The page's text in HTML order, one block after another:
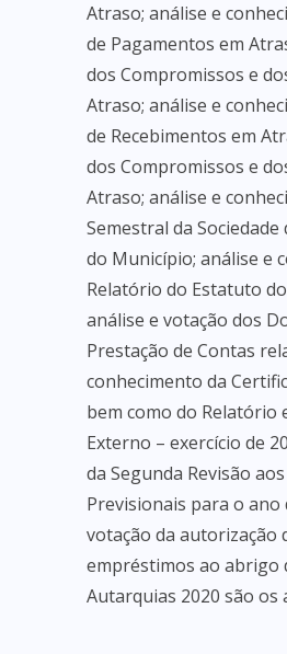
Atraso; análise e
de Pagamentos em
dos Compromissos e
Atraso; análise e
de Recebimentos em
dos Compromissos e
Atraso; análise e
Semestral da
do Município; análise e
Relatório do Estatuto
análise e votação dos
Prestação de Contas
conhecimento da
bem como do Relatório
Externo – exercício de
da Segunda Revisão
Previsionais para o ano
votação da autorização
empréstimos ao abrigo
Autarquias 2020 são os